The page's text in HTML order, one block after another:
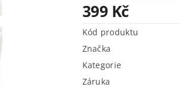
399 Kč
Kód produktu
Značka
Kategorie
Záruka